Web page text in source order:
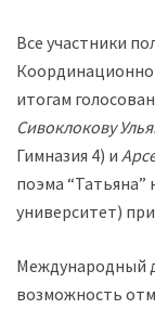
Все участники
итогам
Сивоклокову
Гимназия 4) и
поэма “Татьяна”
университет)
Международный
возможность